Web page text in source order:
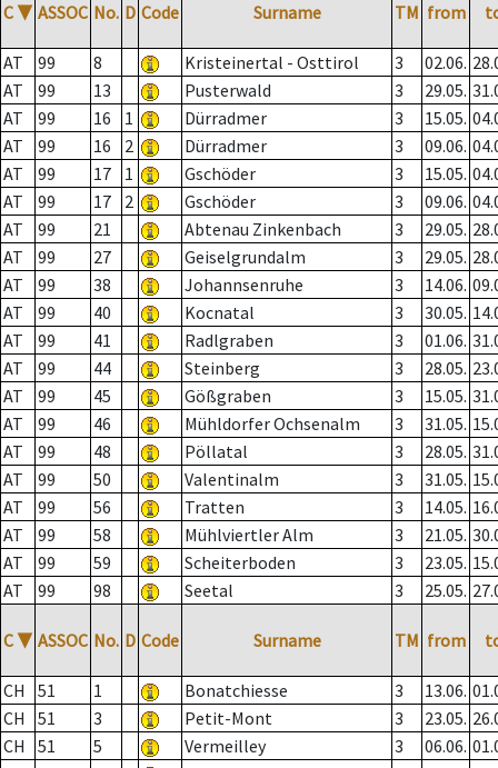
C ▼ ASSOC No. D Code Surname TM from
AT 99 8 Kristeinertal - Osttirol 3 02.06.
AT
99 13 Pusterwald 3 29.05.
AT
99 16 1 Dürradmer 3 15.05.
AT
99 16 2 Dürradmer 3 09.06.
AT
99 17 1 Gschöder 3 15.05.
AT
99 17 2 Gschöder 3 09.06.
AT
99 21 Abtenau Zinkenbach 3 29.05.
AT
99 27 Geiselgrundalm 3 29.05.
AT
99 38 Johannsenruhe 3 14.06.
AT
99 40 Kocnatal 3 30.05.
AT
99 41 Radlgraben 3 01.06.
AT
99 44 Steinberg 3 28.05.
AT
99 45 Gößgraben 3 15.05.
AT
99 46 Mühldorfer Ochsenalm 3 31.05.
AT
99 48 Pöllatal 3 28.05.
AT
99 50 Valentinalm 3 31.05.
AT
99 56 Tratten 3 14.05.
AT
99 58 Mühlviertler Alm 3 21.05.
AT
99 59 Scheiterboden 3 23.05.
AT
99 98 Seetal 3 25.05.
C ▼ ASSOC No. D Code Surname TM from
CH 51 1 Bonatchiesse 3 13.06.
CH
51 3 Petit-Mont 3 23.05.
CH
51 5 Vermeilley 3 06.06.